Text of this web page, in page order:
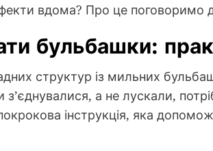
вдома? Про це поговоримо
бульбашки:
структур із мильних
а не лускали,
інструкція, яка